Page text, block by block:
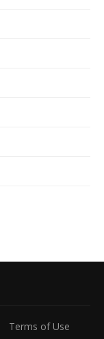
Terms of Use